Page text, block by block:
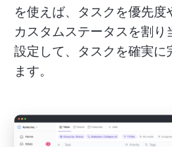
を使えば、タスクを優先度
カスタムステータスを割り
設定して、タスクを確実に
ます。